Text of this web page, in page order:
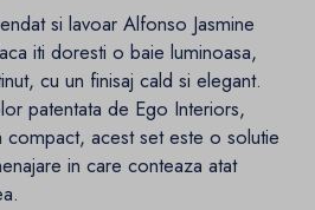
si lavoar Alfonso Jasmine
iti doresti o baie luminoasa,
cu un finisaj cald si elegant.
patentata de Ego Interiors,
compact, acest set este o solutie
in care conteaza atat